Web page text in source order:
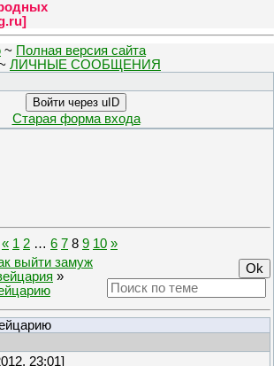
]
~ Полная версия сайта
ЛИЧНЫЕ СООБЩЕНИЯ
Войти через uID
Старая форма входа
« 1 2 … 6 7 8 9 10 »
выйти замуж
»
23:01]